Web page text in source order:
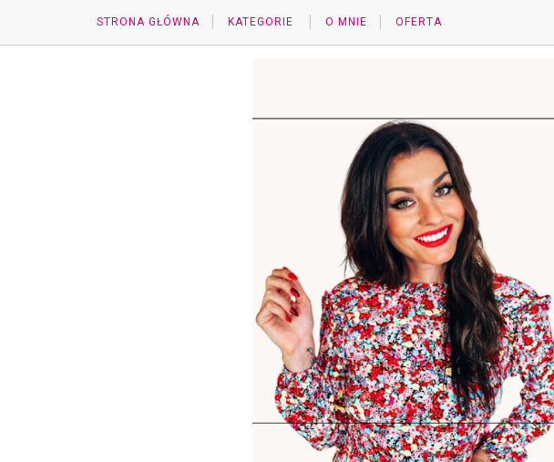
STRONA GŁÓWNA KATEGORIE O MNIE OFERTA